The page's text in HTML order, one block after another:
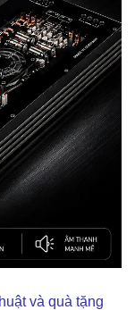
và quà tặng